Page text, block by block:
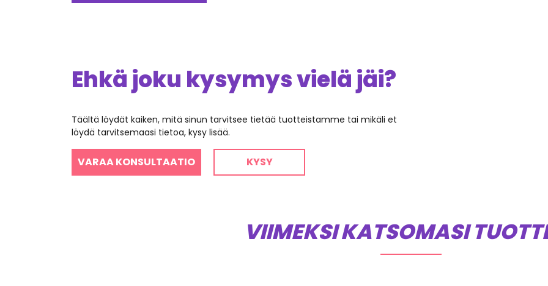
Ehkä joku kysymys vielä jäi?
Täältä löydät kaiken, mitä sinun tarvitsee tietää tuotteistamme tai mikäli et
löydä tarvitsemaasi tietoa, kysy lisää.
VARAA KONSULTAATIO KYSY
VIIMEKSI KATSOMASI